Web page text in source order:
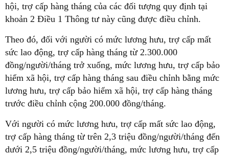
hội, trợ cấp hàng tháng của các đối tượng quy định tại
khoản 2 Điều 1 Thông tư này cũng được điều chỉnh.
Theo đó, đối với người có mức lương hưu, trợ cấp mất
sức lao động, trợ cấp hàng tháng từ 2.300.000
đồng/người/tháng trở xuống, mức lương hưu, trợ cấp bảo
hiểm xã hội, trợ cấp hàng tháng sau điều chỉnh bằng mức
lương hưu, trợ cấp bảo hiểm xã hội, trợ cấp hàng tháng
trước điều chỉnh cộng 200.000 đồng/tháng.
Với người có mức lương hưu, trợ cấp mất sức lao động,
trợ cấp hàng tháng từ trên 2,3 triệu đồng/người/tháng đến
dưới 2,5 triệu đồng/người/tháng, mức lương hưu, trợ cấp